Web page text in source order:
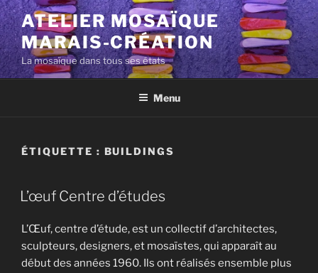
Aller
au
contenu
principal
ATELIER MOSAÏQUE
MARAIS-CRÉATION
La mosaïque dans tous ses états
Menu
ÉTIQUETTE : BUILDINGS
L’œuf Centre d’études
L’Œuf, centre d’étude, est un collectif d’architectes,
sculpteurs, designers, et mosaïstes, qui apparaît au
début des années 1960. Ils ont réalisés ensemble plus